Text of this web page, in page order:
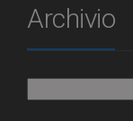
Archivio